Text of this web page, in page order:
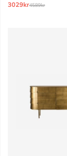
3029krNormalpris:
4589kr